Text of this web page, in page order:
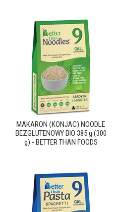
MAKARON (KONJAC) NOODLE
BEZGLUTENOWY BIO 385 g (300
g) - BETTER THAN FOODS